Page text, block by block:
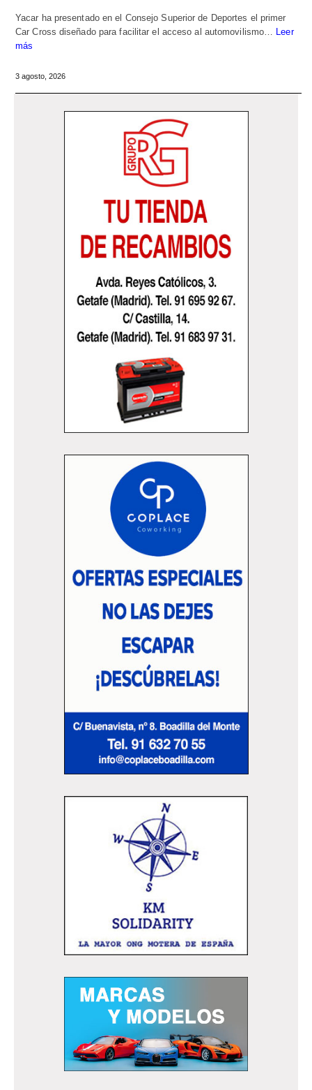
Yacar ha presentado en el Consejo Superior de Deportes el primer
Car Cross diseñado para facilitar el acceso al automovilismo… Leer
más
3 agosto, 2026